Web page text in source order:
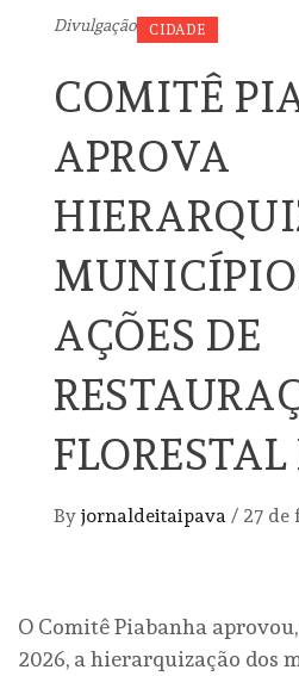
Divulgação CIDADE
COMITÊ
APROVA
AÇÕES DE
By jornaldeitaipava / 27 de
O Comitê Piabanha
2026, a hierarquização dos